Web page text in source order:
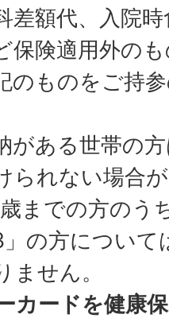
差額代、入院
保険適用外の
のものをご持
がある世帯の
られない場合
までの方のう
」の方につい
ません。
カードを健康